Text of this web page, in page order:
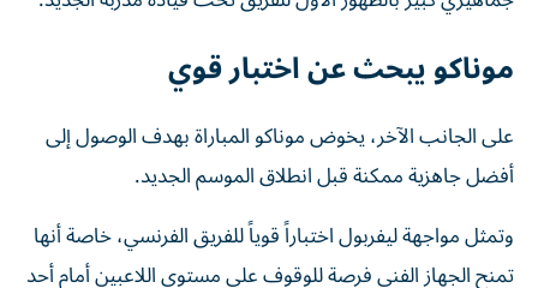
موناكو يبحث عن اختبار قوي
على الجانب الآخر، يخوض موناكو المباراة بهدف الوصول إلى
أفضل جاهزية ممكنة قبل انطلاق الموسم الجديد.
وتمثل مواجهة ليفربول اختباراً قوياً للفريق الفرنسي، خاصة أنها
تمنح الجهاز الفني فرصة للوقوف على مستوى اللاعبين أمام أحد